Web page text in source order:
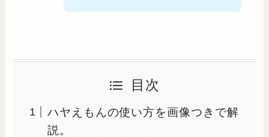
目次
ハヤえもんの使い方を画像つきで解
説。